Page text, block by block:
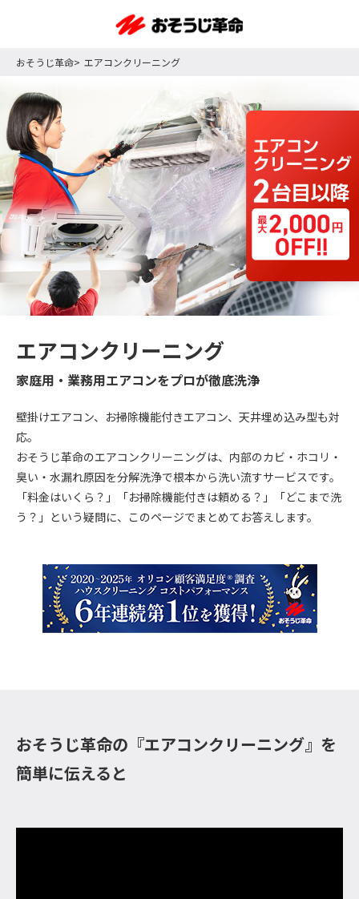
おそうじ革命 エアコンクリーニング
エアコンクリーニング
家庭用・業務用エアコンをプロが徹底洗浄
壁掛けエアコン、お掃除機能付きエアコン、天井埋め込み型も対
応。
おそうじ革命のエアコンクリーニングは、内部のカビ・ホコリ・
臭い・水漏れ原因を分解洗浄で根本から洗い流すサービスです。
「料金はいくら？」「お掃除機能付きは頼める？」「どこまで洗
う？」という疑問に、このページでまとめてお答えします。
おそうじ革命の『エアコンクリーニング』を
簡単に伝えると